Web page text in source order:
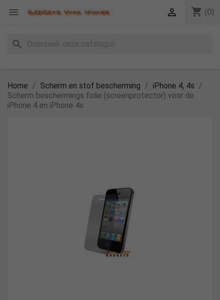
 shopping_cart (0)

search
Home Scherm en stof bescherming
iPhone 4, 4s
Scherm beschermings folie (screenprotector) voor de
iPhone 4 en iPhone 4s